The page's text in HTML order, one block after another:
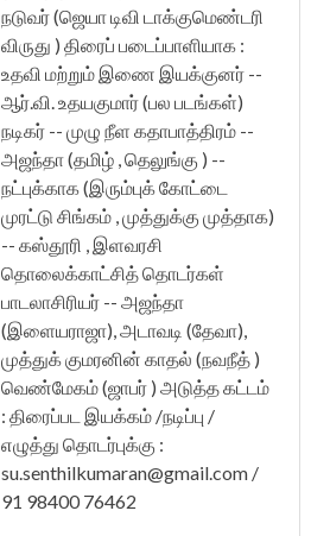
நடுவர் (ஜெயா டிவி டாக்குமெண்டரி
விருது ) திரைப் படைப்பாளியாக :
உதவி மற்றும் இணை இயக்குனர் --
ஆர்.வி. உதயகுமார் (பல படங்கள்)
நடிகர் -- முழு நீள கதாபாத்திரம் --
அஜந்தா (தமிழ் , தெலுங்கு ) --
நட்புக்காக (இரும்புக் கோட்டை
முரட்டு சிங்கம் , முத்துக்கு முத்தாக)
-- கஸ்தூரி , இளவரசி
தொலைக்காட்சித் தொடர்கள்
பாடலாசிரியர் -- அஜந்தா
(இளையராஜா), அடாவடி (தேவா),
முத்துக் குமரனின் காதல் (நவநீத் )
வெண்மேகம் (ஜாபர் ) அடுத்த கட்டம்
: திரைப்பட இயக்கம் /நடிப்பு /
எழுத்து தொடர்புக்கு :
su.senthilkumaran@gmail.com /
91 98400 76462